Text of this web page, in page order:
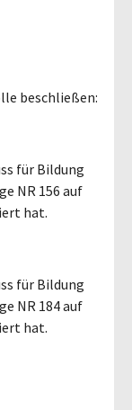
beschließen:
für Bildung
NR 156 auf
hat.
für Bildung
NR 184 auf
hat.